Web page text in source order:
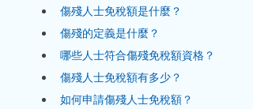
傷殘人士免稅額是什麼？
傷殘的定義是什麼？
哪些人士符合傷殘免稅額資格？
傷殘人士免稅額有多少？
如何申請傷殘人士免稅額？